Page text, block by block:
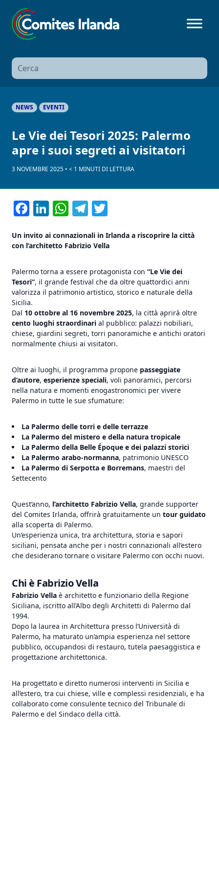
Ricerca
per:
NEWS EVENTI
Le Vie dei Tesori 2025: Palermo
apre i suoi segreti ai visitatori
3 NOVEMBRE 2025 • < 1 MINUTI DI LETTURA
Facebook
LinkedIn
WhatsApp
Telegram
Un invito ai connazionali in Irlanda a riscoprire la città
con l’architetto Fabrizio Vella
Palermo torna a essere protagonista con “Le Vie dei
Tesori”, il grande festival che da oltre quattordici anni
valorizza il patrimonio artistico, storico e naturale della
Sicilia.
Dal 10 ottobre al 16 novembre 2025, la città aprirà oltre
cento luoghi straordinari al pubblico: palazzi nobiliari,
chiese, giardini segreti, torri panoramiche e antichi oratori
normalmente chiusi ai visitatori.
Oltre ai luoghi, il programma propone passeggiate
d’autore, esperienze speciali, voli panoramici, percorsi
nella natura e momenti enogastronomici per vivere
Palermo in tutte le sue sfumature:
La Palermo delle torri e delle terrazze
La Palermo del mistero e della natura tropicale
La Palermo della Belle Époque e dei palazzi storici
La Palermo arabo-normanna, patrimonio UNESCO
La Palermo di Serpotta e Borremans, maestri del
Settecento
Quest’anno, l’architetto Fabrizio Vella, grande supporter
del Comites Irlanda, offrirà gratuitamente un tour guidato
alla scoperta di Palermo.
Un’esperienza unica, tra architettura, storia e sapori
siciliani, pensata anche per i nostri connazionali all’estero
che desiderano tornare o visitare Palermo con occhi nuovi.
Chi è Fabrizio Vella
Fabrizio Vella è architetto e funzionario della Regione
Siciliana, iscritto all’Albo degli Architetti di Palermo dal
1994.
Dopo la laurea in Architettura presso l’Università di
Palermo, ha maturato un’ampia esperienza nel settore
pubblico, occupandosi di restauro, tutela paesaggistica e
progettazione architettonica.
Ha progettato e diretto numerosi interventi in Sicilia e
all’estero, tra cui chiese, ville e complessi residenziali, e ha
collaborato come consulente tecnico del Tribunale di
Palermo e del Sindaco della città.